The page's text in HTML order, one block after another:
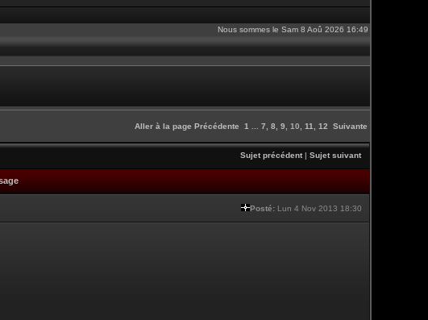
Nous sommes le Sam 8 Aoû 2026 16:49
Aller à la page Précédente 1 7 8 9 10 11 12 Suivante
Sujet précédent| Sujet suivant
Posté: Lun 4 Nov 2013 18:30